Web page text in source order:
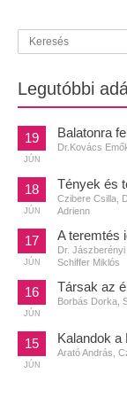
Legutóbbi
19
JÚN
Balatonra
Dr.Kovács
18
JÚN
Tények és
Czibere Csilla,
Adrienn
17
JÚN
A teremtés
Dr.
Schiffer Miklós
16
JÚN
Társak az
Borbás Dorka,
15
JÚN
Kalandok a
Arató András,